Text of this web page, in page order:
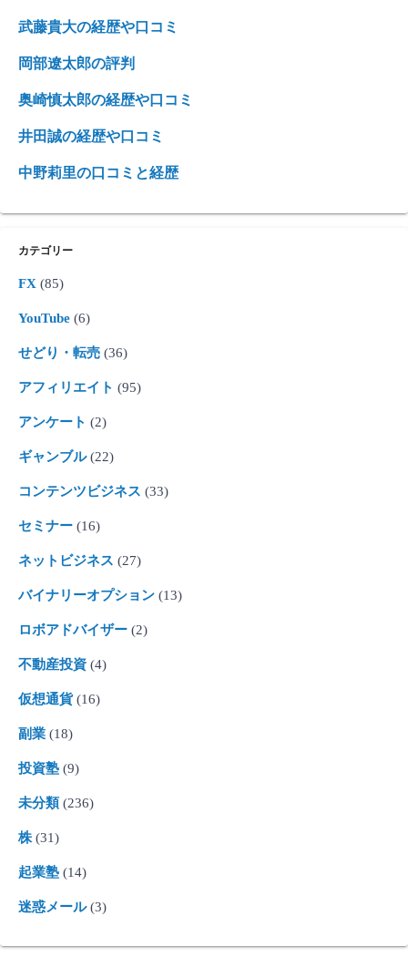
武藤貴大の経歴や口コミ
岡部遼太郎の評判
奥崎慎太郎の経歴や口コミ
井田誠の経歴や口コミ
中野莉里の口コミと経歴
カテゴリー
FX (85)
YouTube (6)
せどり・転売 (36)
アフィリエイト (95)
アンケート (2)
ギャンブル(22)
コンテンツビジネス (33)
セミナー (16)
ネットビジネス (27)
バイナリーオプション (13)
ロボアドバイザー (2)
不動産投資 (4)
仮想通貨(16)
副業 (18)
投資塾 (9)
未分類 (236)
株 (31)
起業塾 (14)
迷惑メール(3)